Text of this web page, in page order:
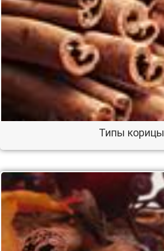
Типы корицы